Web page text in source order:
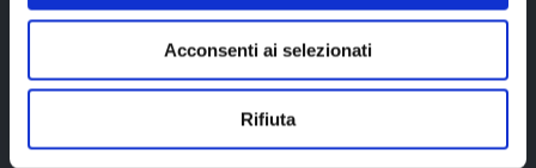
Acconsenti ai selezionati
Rifiuta
Azienda con sistema di gestione qualità
UNI EN ISO 9001:2015 certificato da